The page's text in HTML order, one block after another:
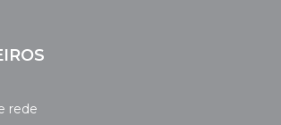
rede